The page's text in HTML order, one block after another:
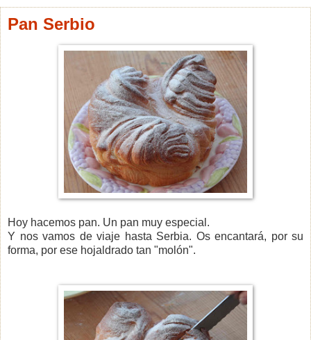
Pan Serbio
Hoy hacemos pan. Un pan muy especial.
Y nos vamos de viaje hasta Serbia. Os encantará, por su
forma, por ese hojaldrado tan "molón".